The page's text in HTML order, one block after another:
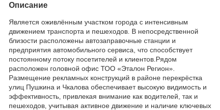
Описание
Является оживлённым участком города с интенсивным
движением транспорта и пешеходов. В непосредственной
близости расположены автозаправочные станции и
предприятия автомобильного сервиса, что способствует
постоянному потоку посетителей и клиентов.​ Рядом
расположен головной офис ТОО «Эталон Регион».
Размещение рекламных конструкций в районе перекрёстка
улиц Пушкина и Чкалова обеспечивает высокую видимость и
эффективность, привлекая внимание как водителей, так и
пешеходов, учитывая активное движение и наличие ключевых